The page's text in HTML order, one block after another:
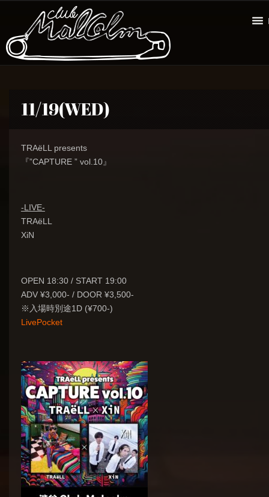
11/19(WED)
TRAëLL presents
『”CAPTURE ” vol.10』
-LIVE-
TRAëLL
XiN
OPEN 18:30 / START 19:00
ADV ¥3,000- / DOOR ¥3,500-
※入場時別途1D (¥700-)
LivePocket